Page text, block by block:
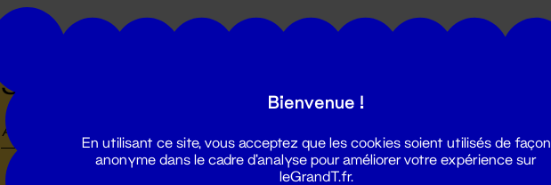
Suivez toutes les actualités du Grand T :
Bienvenue !
En utilisant ce site, vous acceptez que les cookies soient utilisés de façon
anonyme dans le cadre d'analyse pour améliorer votre expérience sur
leGrandT.fr.